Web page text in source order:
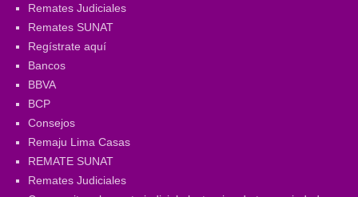
Remates Judiciales
Remates SUNAT
Regístrate aquí
Bancos
BBVA
BCP
Consejos
Remaju Lima Casas
REMATE SUNAT
Remates Judiciales